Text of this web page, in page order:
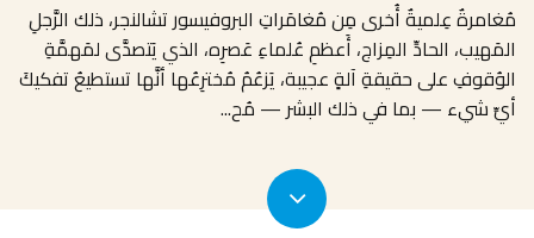
مُغامرةٌ عِلميةٌ أُخرى مِن مُغامَراتِ البروفيسور تشالنجر، ذلك الرَّجلِ
المَهيب، الحادِّ المِزاج، أَعظمِ عُلماءِ عَصرِه، الذي يَتصدَّى لمَهمَّةِ
الوُقوفِ على حقيقةِ آلةٍ عجيبة، يَزعُمُ مُخترِعُها أنَّها تستطيعُ تفكيكَ
أيِّ شيء — بما في ذلك البشر — مُح...